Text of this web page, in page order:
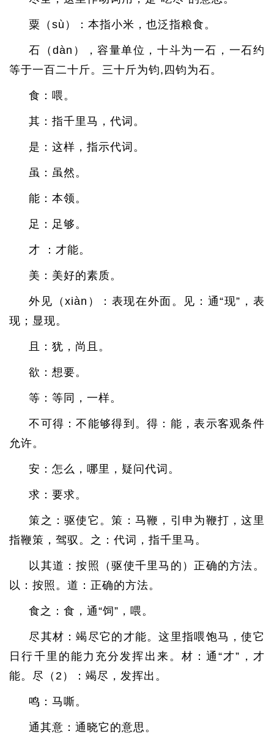
粟（sù）：本指小米，也泛指粮食。
石（dàn），容量单位，十斗为一石，一石约
等于一百二十斤。三十斤为钧,四钧为石。
食：喂。
其：指千里马，代词。
是：这样，指示代词。
虽：虽然。
能：本领。
足：足够。
才 ：才能。
美：美好的素质。
外见（xiàn）：表现在外面。见：通“现”，表
现；显现。
且：犹，尚且。
欲：想要。
等：等同，一样。
不可得：不能够得到。得：能，表示客观条件
允许。
安：怎么，哪里，疑问代词。
求：要求。
策之：驱使它。策：马鞭，引申为鞭打，这里
指鞭策，驾驭。之：代词，指千里马。
以其道：按照（驱使千里马的）正确的方法。
以：按照。道：正确的方法。
食之：食，通“饲”，喂。
尽其材：竭尽它的才能。这里指喂饱马，使它
日行千里的能力充分发挥出来。材：通“才”，才
能。尽（2）：竭尽，发挥出。
鸣：马嘶。
通其意：通晓它的意思。